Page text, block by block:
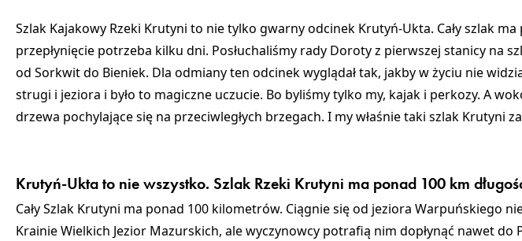
Szlak Kajakowy Rzeki Krutyni to nie tylko gwarny odcinek Krutyń-Ukta. Cały szlak ma
przepłynięcie potrzeba kilku dni. Posłuchaliśmy rady Doroty z pierwszej stanicy na
od Sorkwit do Bieniek. Dla odmiany ten odcinek wyglądał tak, jakby w życiu nie
strugi i jeziora i było to magiczne uczucie. Bo byliśmy tylko my, kajak i perkozy. A
drzewa pochylające się na przeciwległych brzegach. I my właśnie taki szlak Krutyni
Krutyń-Ukta to nie wszystko. Szlak Rzeki Krutyni ma ponad 100 km
Cały Szlak Krutyni ma ponad 100 kilometrów. Ciągnie się od jeziora Warpuńskiego
Krainie Wielkich Jezior Mazurskich, ale wyczynowcy potrafią nim dopłynąć nawet do